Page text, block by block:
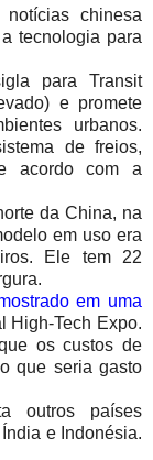
chinesa
tecnologia para
para Transit
e promete
urbanos.
de freios,
acordo com a
da China, na
em uso era
Ele tem 22
em uma
High-Tech Expo.
os custos de
que seria gasto
outros países
e Indonésia.